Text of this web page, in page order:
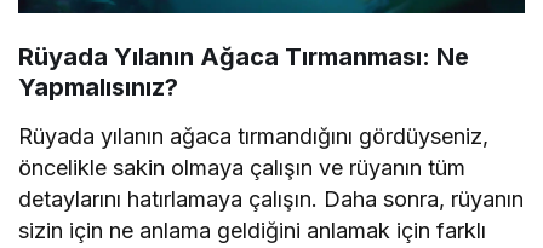
Rüyada Yılanın Ağaca Tırmanması: Ne
Yapmalısınız?
Rüyada yılanın ağaca tırmandığını gördüyseniz,
öncelikle sakin olmaya çalışın ve rüyanın tüm
detaylarını hatırlamaya çalışın. Daha sonra, rüyanın
sizin için ne anlama geldiğini anlamak için farklı